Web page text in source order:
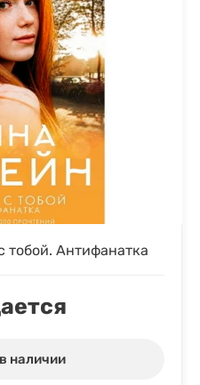
тобой. Антифанатка
наличии